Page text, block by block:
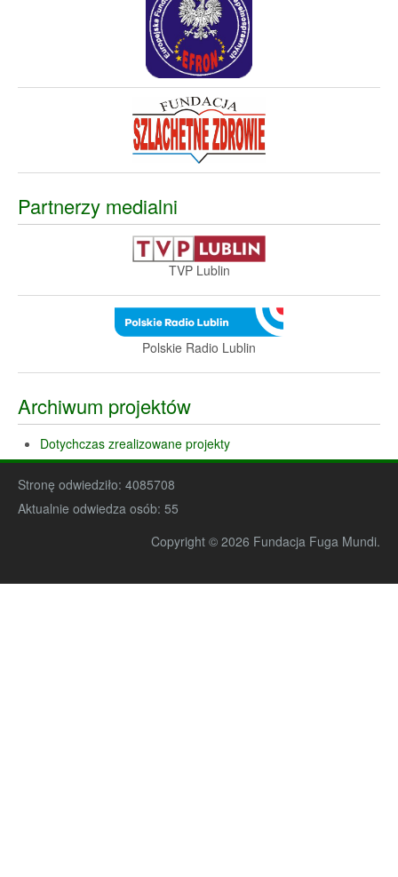
Partnerzy medialni
TVP Lublin
Polskie Radio Lublin
Archiwum projektów
Dotychczas zrealizowane projekty
Stronę odwiedziło: 4085708
Aktualnie odwiedza osób: 55
Copyright © 2026 Fundacja Fuga Mundi.